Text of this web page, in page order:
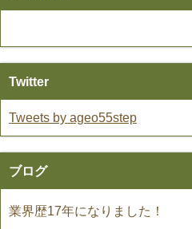
Twitter
Tweets by ageo55step
ブログ
業界歴17年になりました！